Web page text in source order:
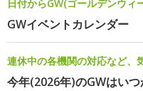
日付からGW(ゴールデンウィ
GWイベントカレンダー
連休中の各機関の対応など、
今年(2026年)のGWはいつ